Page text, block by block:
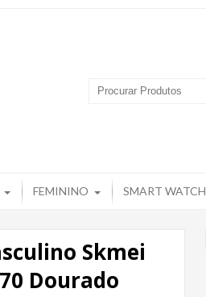
FEMININO SMART WATCH
Skmei
Dourado